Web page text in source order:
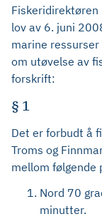
lov av 6. juni
marine
om utøvelse av
forskrift:
§ 1
Det er forbudt å
Troms og
mellom følgende
Nord 70
minutter.